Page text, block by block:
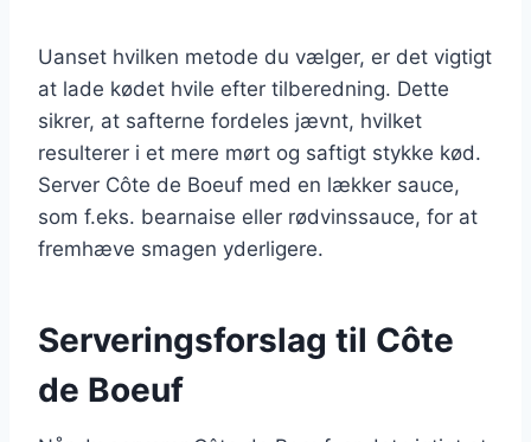
Uanset hvilken metode du vælger, er det vigtigt
at lade kødet hvile efter tilberedning. Dette
sikrer, at safterne fordeles jævnt, hvilket
resulterer i et mere mørt og saftigt stykke kød.
Server Côte de Boeuf med en lækker sauce,
som f.eks. bearnaise eller rødvinssauce, for at
fremhæve smagen yderligere.
Serveringsforslag til Côte
de Boeuf